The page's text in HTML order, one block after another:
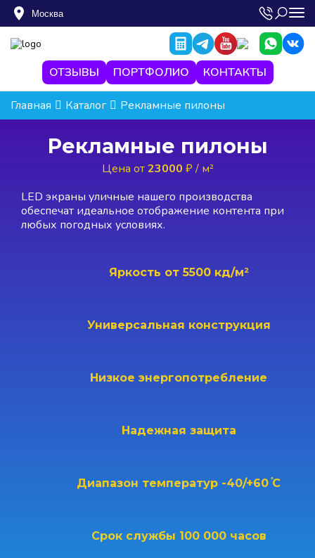
Москва
ОТЗЫВЫ ПОРТФОЛИО КОНТАКТЫ
Главная Каталог Рекламные пилоны
Рекламные пилоны
Цена от23000 ₽ / м²
LED экраны уличные нашего производства
обеспечат идеальное отображение контента при
любых погодных условиях.
Яркость от 5500 кд/м²
Универсальная конструкция
Низкое энергопотребление
Надежная защита
Диапазон температур -40/+60 ֯С
Срок службы 100 000 часов